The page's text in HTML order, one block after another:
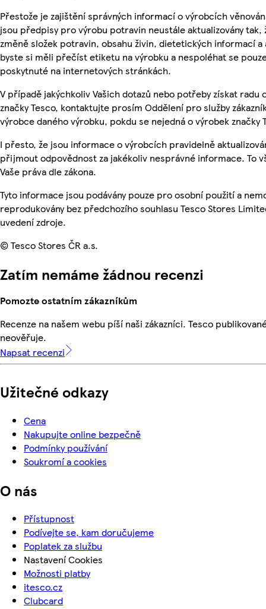
Přestože je zajištění správných informací o výrobcích
jsou předpisy pro výrobu potravin neustále aktualizovány tak,
změně složek potravin, obsahu živin, dietetických informací a
byste si měli přečíst etiketu na výrobku a nespoléhat se
poskytnuté na internetových stránkách.
V případě jakýchkoliv Vašich dotazů nebo potřeby získat radu
značky Tesco, kontaktujte prosím Oddělení pro služby
výrobce daného výrobku, pokdu se nejedná o výrobek značky
I přesto, že jsou informace o výrobcích pravidelně
přijmout odpovědnost za jakékoliv nesprávné informace. To
Vaše práva dle zákona.
Tyto informace jsou podávány pouze pro osobní použití a
reprodukovány bez předchozího souhlasu Tesco Stores
uvedení zdroje.
© Tesco Stores ČR a.s.
Zatím nemáme žádnou recenzi
Pomozte ostatním zákazníkům
Recenze na našem webu píší naši zákazníci. Tesco
neověřuje.
Napsat recenzi
Užitečné odkazy
Cena
Nakupujte online bezpečně
Podmínky používání
Soukromí a cookies
O nás
Přístupnost
Podívejte se, kam doručujeme
Poplatek za službu
Nastavení Cookies
Možnosti platby
itesco.cz
Clubcard